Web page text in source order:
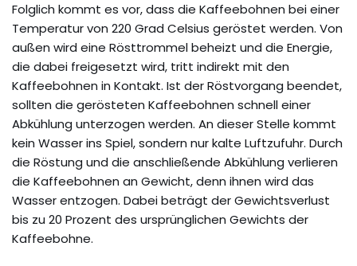
Folglich kommt es vor, dass die Kaffeebohnen bei einer
Temperatur von 220 Grad Celsius geröstet werden. Von
außen wird eine Rösttrommel beheizt und die Energie,
die dabei freigesetzt wird, tritt indirekt mit den
Kaffeebohnen in Kontakt. Ist der Röstvorgang beendet,
sollten die gerösteten Kaffeebohnen schnell einer
Abkühlung unterzogen werden. An dieser Stelle kommt
kein Wasser ins Spiel, sondern nur kalte Luftzufuhr. Durch
die Röstung und die anschließende Abkühlung verlieren
die Kaffeebohnen an Gewicht, denn ihnen wird das
Wasser entzogen. Dabei beträgt der Gewichtsverlust
bis zu 20 Prozent des ursprünglichen Gewichts der
Kaffeebohne.